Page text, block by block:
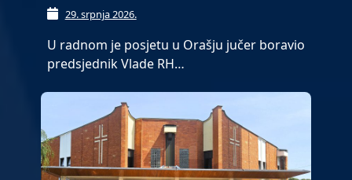
29. srpnja 2026.
U radnom je posjetu u Orašju jučer boravio
predsjednik Vlade RH…